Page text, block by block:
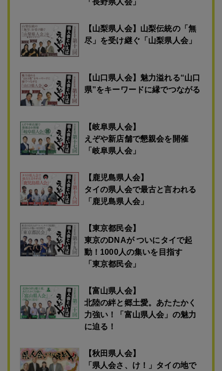
【長野県人会】
世代を超えてゴルフでつながる
【山梨県人会】山梨伝統の「無
【山口県人会】魅力溢れる“山口
県”をキーワードに縁でつながる
【岐阜県人会】
えぞや新店舗で懇親会を開催
【鹿児島県人会】
タイの県人会で最古と言われる
「鹿児島県人会」
【東京都民会】
東京のDNAが ついにタイで起
動！1000人の集いを目指す
「東京都民会」
【富山県人会】
北陸の絆と郷土愛。あたたかく